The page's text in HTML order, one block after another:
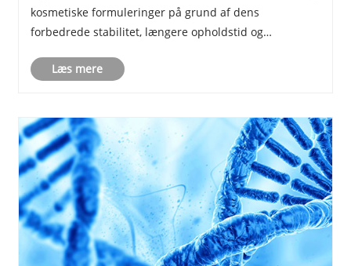
kosmetiske formuleringer på grund af dens
forbedrede stabilitet, længere opholdstid og
traditionel hyaluronsyre. Mange producenter står over
Læs mere